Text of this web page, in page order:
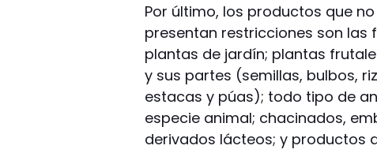
Por último, los productos que
presentan restricciones son las
plantas de jardín; plantas
y sus partes (semillas, bulbos,
estacas y púas); todo tipo de
especie animal; chacinados,
derivados lácteos; y productos